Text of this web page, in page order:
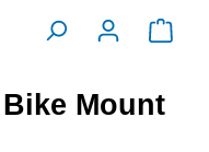
Mount